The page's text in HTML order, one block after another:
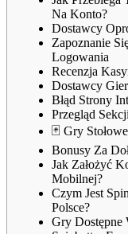
Na Konto?
Dostawcy
Zapoznanie
Logowania
Recenzja
Dostawcy
Błąd Strony
Przegląd
🃏 Gry
Bonusy Za
Jak Założyć
Mobilnej?
Czym Jest
Polsce?
Gry Dostępne